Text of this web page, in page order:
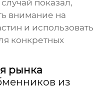
показал,
внимание на
и использовать
конкретных
рынка
из